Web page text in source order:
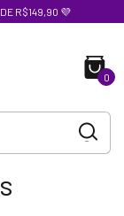
R$149,90 💜
0